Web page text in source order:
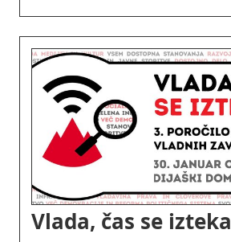
Vlada, čas se izteka